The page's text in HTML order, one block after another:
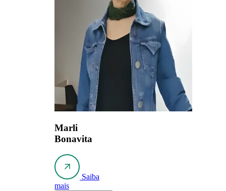
Marli
Bonavita
Saiba
mais